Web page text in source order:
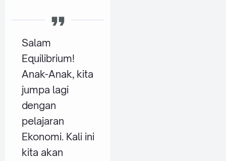
Salam
Equilibrium!
Anak-Anak, kita
jumpa lagi
dengan
pelajaran
Ekonomi. Kali ini
kita akan